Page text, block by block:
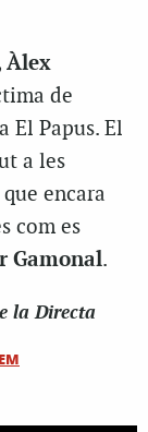
Àlex
de
El Papus. El
a les
encara
com es
Gamonal.
la Directa